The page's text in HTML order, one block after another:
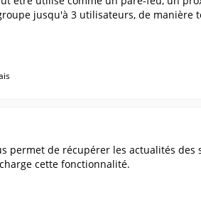
jusqu'à 3 utilisateurs, de manière
permet de récupérer les actualités
cette fonctionnalité.